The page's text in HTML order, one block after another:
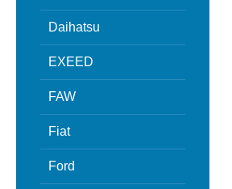
Daihatsu
EXEED
FAW
Fiat
Ford